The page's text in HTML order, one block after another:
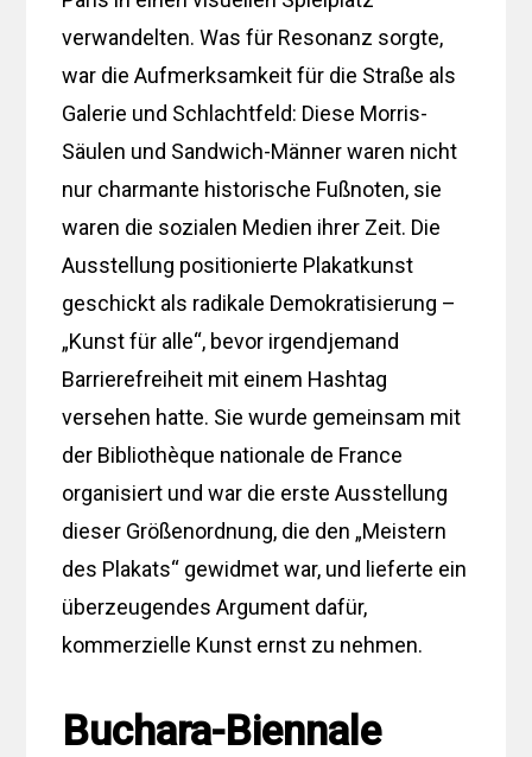
verwandelten. Was für Resonanz sorgte,
war die Aufmerksamkeit für die Straße als
Galerie und Schlachtfeld: Diese Morris-
Säulen und Sandwich-Männer waren nicht
nur charmante historische Fußnoten, sie
waren die sozialen Medien ihrer Zeit. Die
Ausstellung positionierte Plakatkunst
geschickt als radikale Demokratisierung –
„Kunst für alle“, bevor irgendjemand
Barrierefreiheit mit einem Hashtag
versehen hatte. Sie wurde gemeinsam mit
der Bibliothèque nationale de France
organisiert und war die erste Ausstellung
dieser Größenordnung, die den „Meistern
des Plakats“ gewidmet war, und lieferte ein
überzeugendes Argument dafür,
kommerzielle Kunst ernst zu nehmen.
Buchara-Biennale